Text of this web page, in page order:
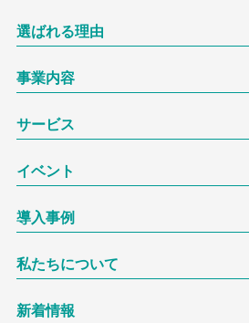
選ばれる理由
事業内容
サービス
イベント
導入事例
私たちについて
新着情報